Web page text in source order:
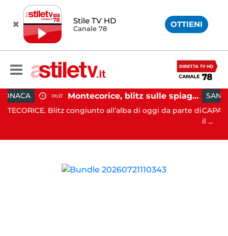
Stile TV HD
Canale 78 OTTIENI
Montecorice, blitz sulle spiagge libere: sequestrati oltre 300 ombrelloni e lettini lasciati sull’arenile
di oggi da parte di
SANITÀ 14:20
CAPACCIO PAESTUM. All’esito di